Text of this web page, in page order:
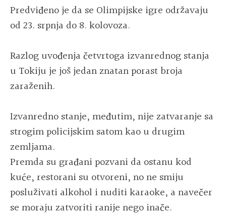
Predviđeno je da se Olimpijske igre održavaju
od 23. srpnja do 8. kolovoza.
Razlog uvođenja četvrtoga izvanrednog stanja
u Tokiju je još jedan znatan porast broja
zaraženih.
Izvanredno stanje, međutim, nije zatvaranje sa
strogim policijskim satom kao u drugim
zemljama.
Premda su građani pozvani da ostanu kod
kuće, restorani su otvoreni, no ne smiju
posluživati alkohol i nuditi karaoke, a navečer
se moraju zatvoriti ranije nego inače.